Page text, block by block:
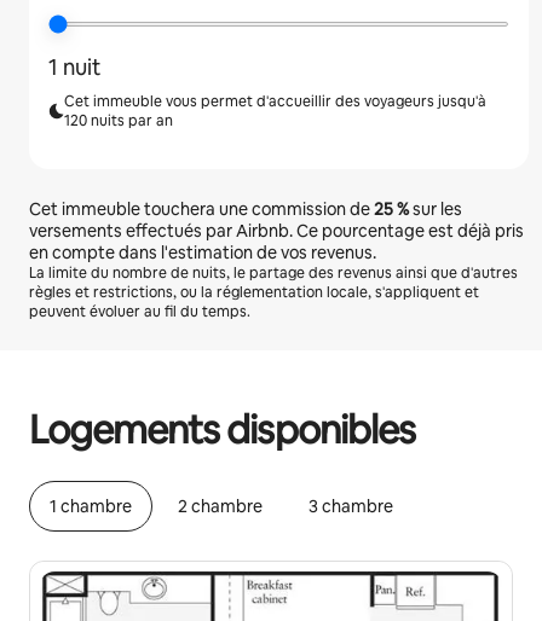
1 nuit
Cet immeuble vous permet d'accueillir des voyageurs jusqu'à
120 nuits par an
Cet immeuble touchera une commission de25 %sur les
versements effectués par Airbnb. Ce pourcentage est déjà pris
en compte dans l'estimation de vos revenus.
La limite du nombre de nuits, le partage des revenus ainsi que d'autres
règles et restrictions, ou la réglementation locale, s'appliquent et
peuvent évoluer au fil du temps.
Logements disponibles
1 chambre 2 chambre 3 chambre